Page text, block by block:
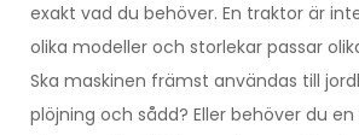
exakt vad du behöver. En traktor är
olika modeller och storlekar passar
Ska maskinen främst användas till
plöjning och sådd? Eller behöver du